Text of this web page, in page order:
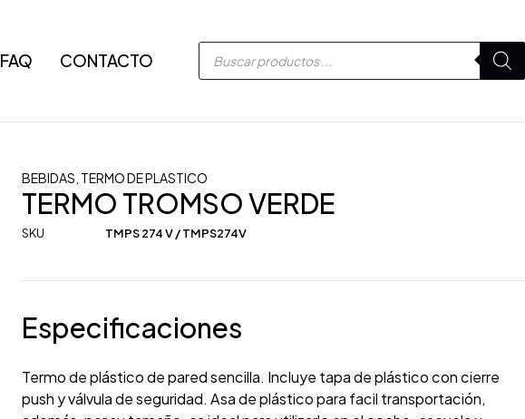
FAQ CONTACTO
BEBIDAS TERMO DE PLASTICO
TERMO TROMSO VERDE
SKU TMPS 274 V / TMPS274V
Especificaciones
Termo de plástico de pared sencilla. Incluye tapa de plástico con cierre
push y válvula de seguridad. Asa de plástico para facil transportación,